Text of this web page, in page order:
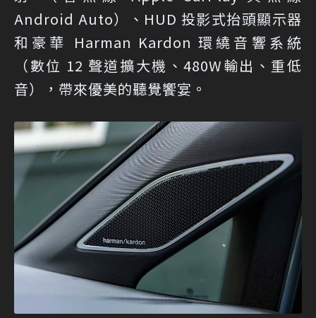
Android Auto）、HUD 投影式抬頭顯示器
和豪華 Harman Kardon 環繞音響系統
（數位 12 聲道擴大機、480W輸出、重低
音），帶來優美的聽覺饗宴。